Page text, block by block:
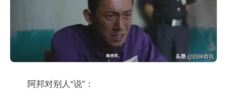
阿邦对别人“说”：